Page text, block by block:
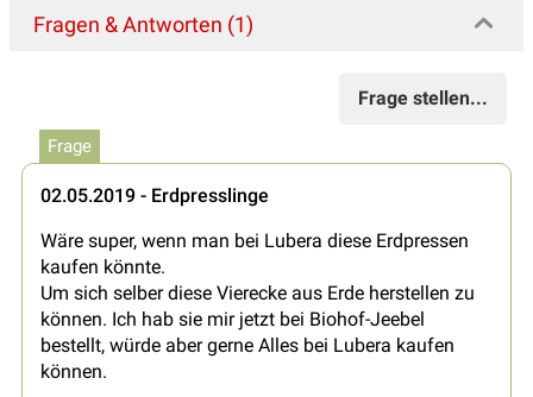
Fragen & Antworten (1)
Frage stellen...
Frage
02.05.2019 - Erdpresslinge
Wäre super, wenn man bei Lubera diese Erdpressen
kaufen könnte.
Um sich selber diese Vierecke aus Erde herstellen zu
können. Ich hab sie mir jetzt bei Biohof-Jeebel
bestellt, würde aber gerne Alles bei Lubera kaufen
können.